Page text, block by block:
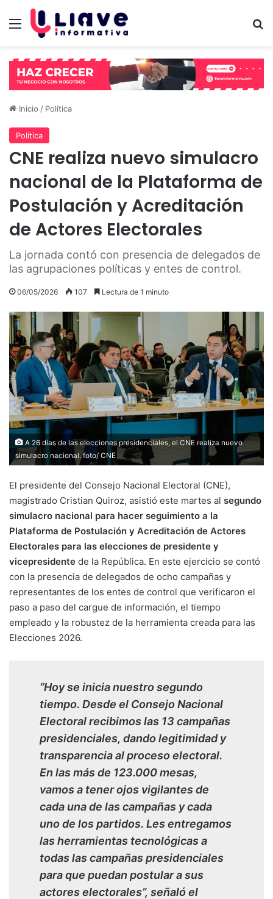
Menú
Inicio / Política
Política
CNE realiza nuevo simulacro
nacional de la Plataforma de
Postulación y Acreditación
de Actores Electorales
La jornada contó con presencia de delegados de
las agrupaciones políticas y entes de control.
06/05/2026 107 Lectura de 1 minuto
A 26 días de las elecciones presidenciales, el CNE realiza nuevo
simulacro nacional. foto/ CNE
El presidente del Consejo Nacional Electoral (CNE),
magistrado Cristian Quiroz, asistió este martes al segundo
simulacro nacional para hacer seguimiento a la
Plataforma de Postulación y Acreditación de Actores
Electorales para las elecciones de presidente y
vicepresidente de la República. En este ejercicio se contó
con la presencia de delegados de ocho campañas y
representantes de los entes de control que verificaron el
paso a paso del cargue de información, el tiempo
empleado y la robustez de la herramienta creada para las
Elecciones 2026.
“Hoy se inicia nuestro segundo
tiempo. Desde el Consejo Nacional
Electoral recibimos las 13 campañas
presidenciales, dando legitimidad y
transparencia al proceso electoral.
En las más de 123.000 mesas,
vamos a tener ojos vigilantes de
cada una de las campañas y cada
uno de los partidos. Les entregamos
las herramientas tecnológicas a
todas las campañas presidenciales
para que puedan postular a sus
actores electorales”, señaló el